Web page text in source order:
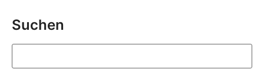
Suchen